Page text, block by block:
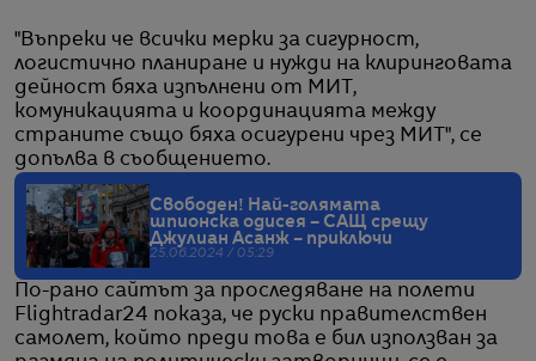
"Въпреки че всички мерки за сигурност,
логистично планиране и нужди на клиринговата
дейност бяха изпълнени от МИТ,
комуникацията и координацията между
страните също бяха осигурени чрез МИТ", се
допълва в съобщението.
Свободен! Най-голямата
шпионска одисея – САЩ срещу
Джулиан Асанж – приключи
25.06.2024 / 05:29
По-рано сайтът за проследяване на полети
Flightradar24 показа, че руски правителствен
самолет, който преди това е бил използван за